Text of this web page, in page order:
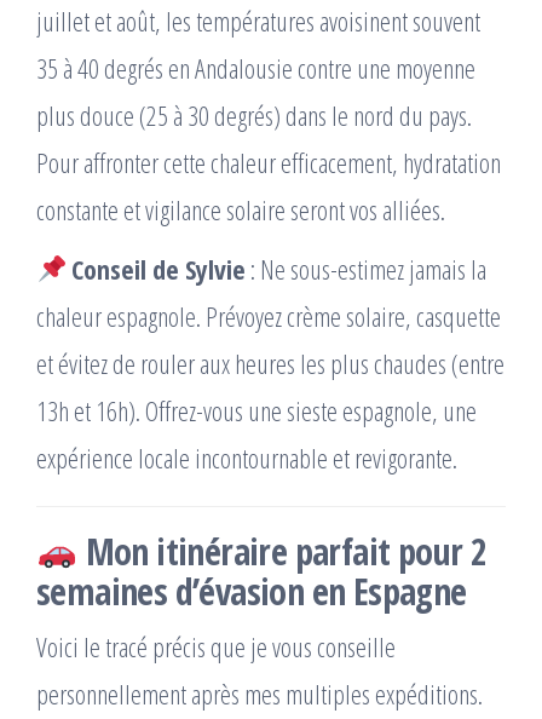
juillet et août, les températures avoisinent souvent
35 à 40 degrés en Andalousie contre une moyenne
plus douce (25 à 30 degrés) dans le nord du pays.
Pour affronter cette chaleur efficacement, hydratation
constante et vigilance solaire seront vos alliées.
Conseil de Sylvie : Ne sous-estimez jamais la
chaleur espagnole. Prévoyez crème solaire, casquette
et évitez de rouler aux heures les plus chaudes (entre
13h et 16h). Offrez-vous une sieste espagnole, une
expérience locale incontournable et revigorante.
Mon itinéraire parfait pour 2
semaines d’évasion en Espagne
Voici le tracé précis que je vous conseille
personnellement après mes multiples expéditions.